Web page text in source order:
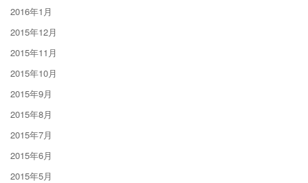
2016年1月
2015年12月
2015年11月
2015年10月
2015年9月
2015年8月
2015年7月
2015年6月
2015年5月